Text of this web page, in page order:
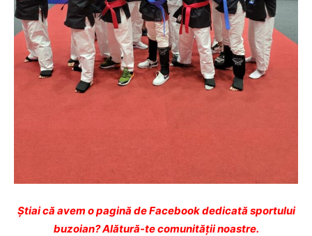
Ştiai că avem o pagină de Facebook dedicată sportului
buzoian? Alătură-te comunității noastre.